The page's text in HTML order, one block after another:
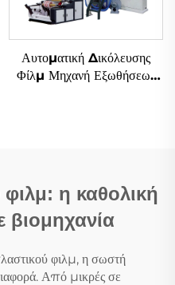
Αυτοματική Δικόλευσης
Φίλμ Μηχανή Εξωθήσεως
η καθολική
βιομηχανία
φιλμ, η σωστή
Από μικρές σε